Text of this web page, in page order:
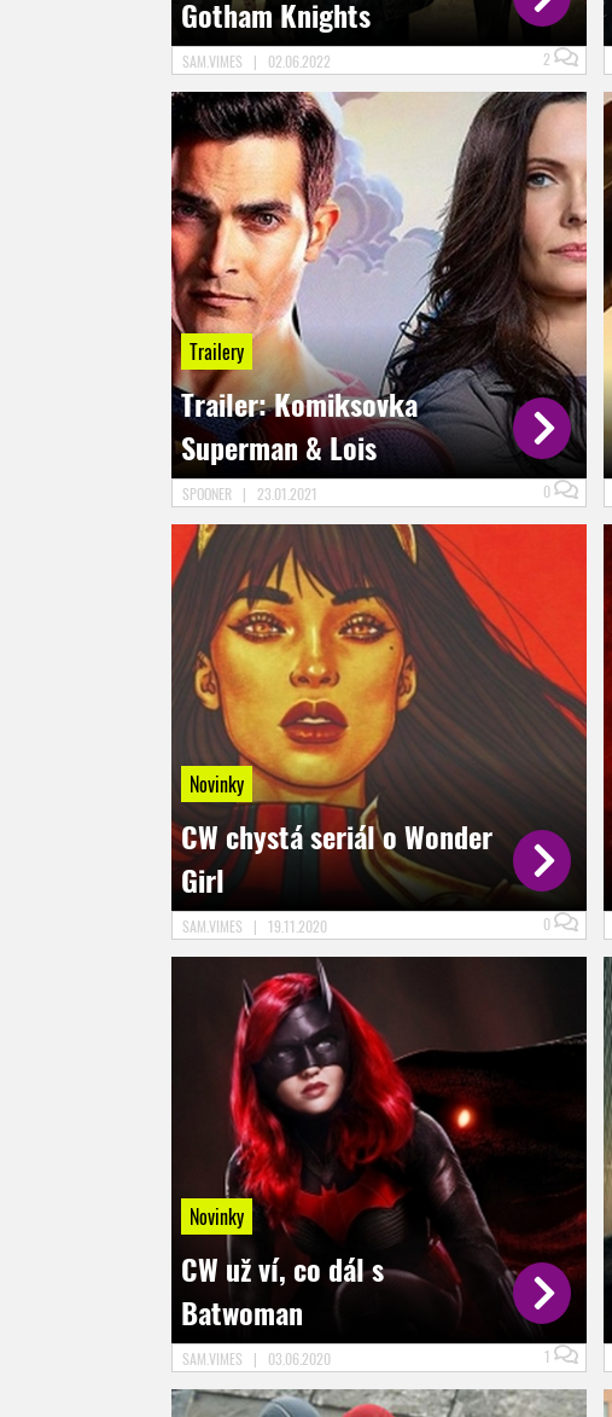
Gotham Knights
SAM.VIMES | 02.06.2022 2
Trailery
Trailer: Komiksovka
Superman & Lois
SPOONER | 23.01.2021 0
Novinky
CW chystá seriál o Wonder
Girl
SAM.VIMES | 19.11.2020 0
Novinky
CW už ví, co dál s
Batwoman
SAM.VIMES | 03.06.2020 1